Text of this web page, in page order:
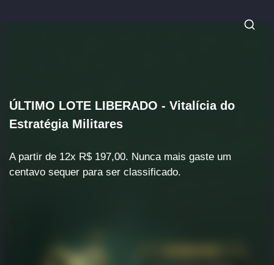
ÚLTIMO LOTE LIBERADO - Vitalícia do
Estratégia Militares
A partir de 12x R$ 197,00. Nunca mais gaste um
centavo sequer para ser classificado.